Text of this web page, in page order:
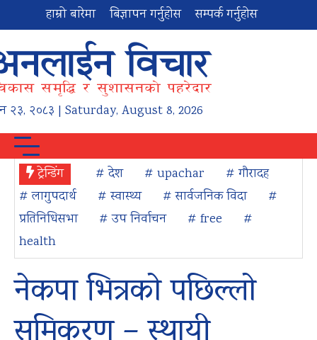
हाम्रो बारेमा बिज्ञापन गर्नुहोस सम्पर्क गर्नुहोस
२३, २०८३ | Saturday, August 8, 2026
ट्रेन्डिंग # देश # upachar
# गौरादह
# लागुपदार्थ
# स्वास्थ्य # सार्वजनिक विदा
#
प्रतिनिधिसभा
# उप निर्वाचन # free
#
health
नेकपा भित्रको पछिल्लो